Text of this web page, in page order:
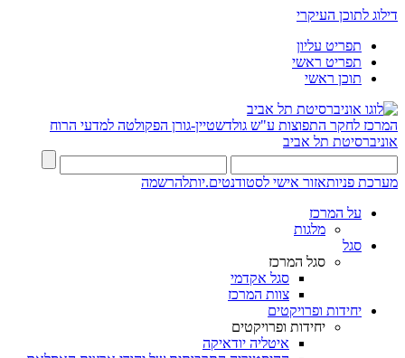
דילוג לתוכן העיקרי
תפריט עליון
תפריט ראשי
תוכן ראשי
המרכז לחקר התפוצות ע"ש גולדשטיין-גורן הפקולטה למדעי הרוח
אוניברסיטת תל אביב
מערכת פניותאזור אישי לסטודנטים.יותלהרשמה
על המרכז
מלגות
סגל
סגל המרכז
סגל אקדמי
צוות המרכז
יחידות ופרויקטים
יחידות ופרויקטים
איטליה יודאיקה